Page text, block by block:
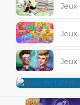
Jeux
Jeux
Jeux